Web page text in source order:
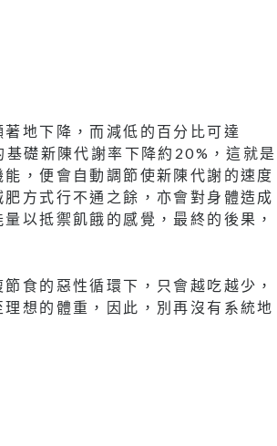
地下降，而減低的百分比可達
礎新陳代謝率下降約20%，這就是
，便會自動調節使新陳代謝的速度
方式行不通之餘，亦會對身體造成
以抵禦飢餓的感覺，最終的後果，
食的惡性循環下，只會越吃越少，
想的體重，因此，別再沒有系統地